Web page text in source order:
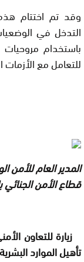
وقد تم اختتام
التدخل في
باستخدام مروحيات
للتعامل مع الأزمات
المدير العام للأمن
قطاع الأمن
زيارة للتعاون
تأهيل الموارد